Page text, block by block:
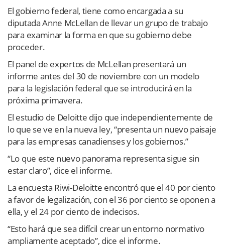
El gobierno federal, tiene como encargada a su
diputada Anne McLellan de llevar un grupo de trabajo
para examinar la forma en que su gobierno debe
proceder.
El panel de expertos de McLellan presentará un
informe antes del 30 de noviembre con un modelo
para la legislación federal que se introducirá en la
próxima primavera.
El estudio de Deloitte dijo que independientemente de
lo que se ve en la nueva ley, “presenta un nuevo paisaje
para las empresas canadienses y los gobiernos.”
“Lo que este nuevo panorama representa sigue sin
estar claro”, dice el informe.
La encuesta Riwi-Deloitte encontró que el 40 por ciento
a favor de legalización, con el 36 por ciento se oponen a
ella, y el 24 por ciento de indecisos.
“Esto hará que sea difícil crear un entorno normativo
ampliamente aceptado”, dice el informe.